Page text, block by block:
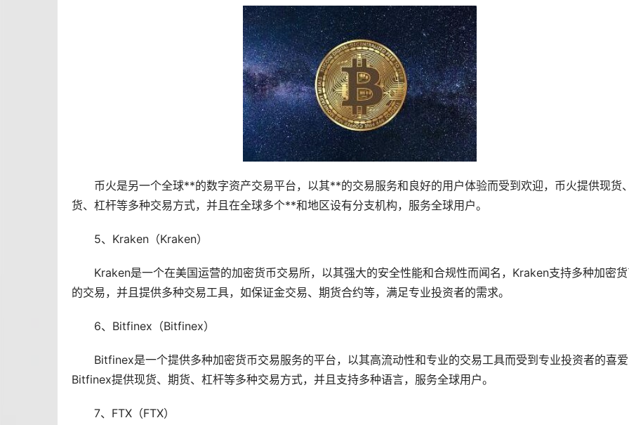
币火是另一个全球**的数字资产交易平台，以其**的交易服务和良好的用户体验而受到欢迎，币火提供现货
货、杠杆等多种交易方式，并且在全球多个**和地区设有分支机构，服务全球用户。
5、Kraken（Kraken）
Kraken是一个在美国运营的加密货币交易所，以其强大的安全性能和合规性而闻名，Kraken支持多种加密
的交易，并且提供多种交易工具，如保证金交易、期货合约等，满足专业投资者的需求。
6、Bitfinex（Bitfinex）
Bitfinex是一个提供多种加密货币交易服务的平台，以其高流动性和专业的交易工具而受到专业投资者的喜
Bitfinex提供现货、期货、杠杆等多种交易方式，并且支持多种语言，服务全球用户。
7、FTX（FTX）